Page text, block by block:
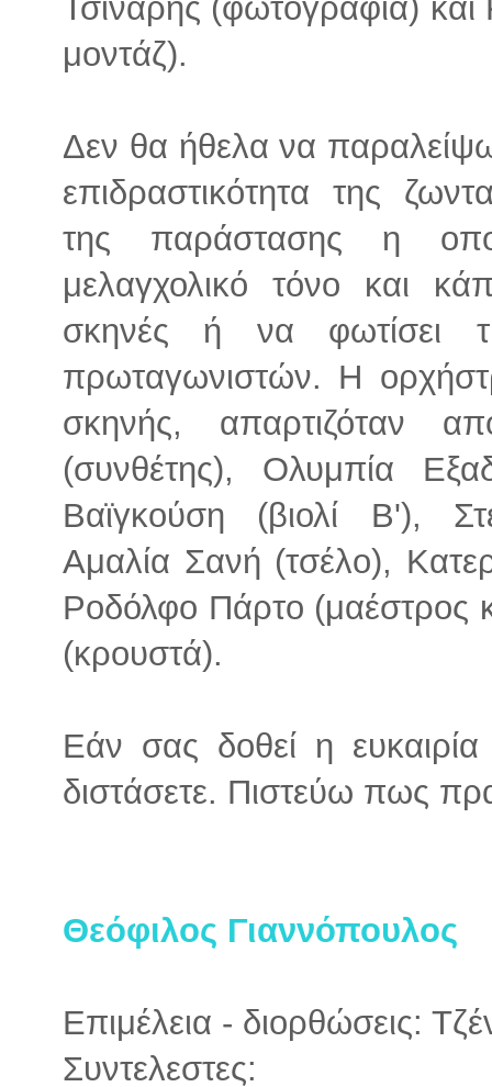
Τσινάρης (φωτογραφία) και
μοντάζ).
Δεν θα ήθελα να
επιδραστικότητα της
της παράστασης η
μελαγχολικό τόνο και
σκηνές ή να φωτίσει
πρωταγωνιστών. Η
σκηνής, απαρτιζόταν
(συνθέτης), Ολυμπία
Βαϊγκούση (βιολί Β'),
Αμαλία Σανή (τσέλο),
Ροδόλφο Πάρτο (μαέστρος
(κρουστά).
Εάν σας δοθεί η
διστάσετε. Πιστεύω πως
Θεόφιλος Γιαννόπουλος
Επιμέλεια - διορθώσεις:
Συντελεστες: